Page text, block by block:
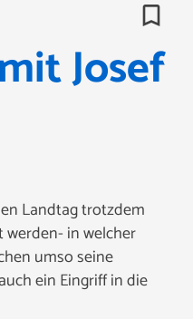
bookmark_border
Josef
Landtag trotzdem
in welcher
umso seine
ein Eingriff in die